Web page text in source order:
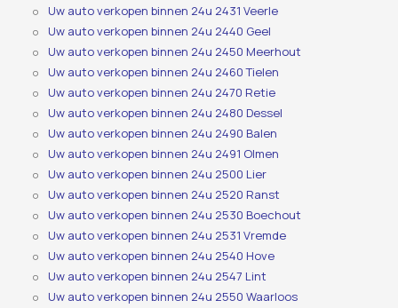
Uw auto verkopen binnen 24u 2431 Veerle
Uw auto verkopen binnen 24u 2440 Geel
Uw auto verkopen binnen 24u 2450 Meerhout
Uw auto verkopen binnen 24u 2460 Tielen
Uw auto verkopen binnen 24u 2470 Retie
Uw auto verkopen binnen 24u 2480 Dessel
Uw auto verkopen binnen 24u 2490 Balen
Uw auto verkopen binnen 24u 2491 Olmen
Uw auto verkopen binnen 24u 2500 Lier
Uw auto verkopen binnen 24u 2520 Ranst
Uw auto verkopen binnen 24u 2530 Boechout
Uw auto verkopen binnen 24u 2531 Vremde
Uw auto verkopen binnen 24u 2540 Hove
Uw auto verkopen binnen 24u 2547 Lint
Uw auto verkopen binnen 24u 2550 Waarloos